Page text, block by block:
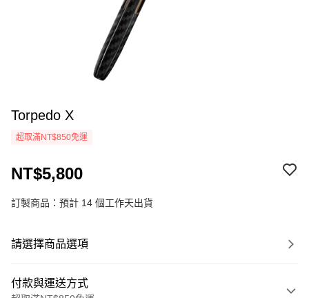
Torpedo X
超取滿NT$850免運
NT$5,800
訂製商品：預計 14 個工作天出貨
請選擇商品選項
付款與運送方式